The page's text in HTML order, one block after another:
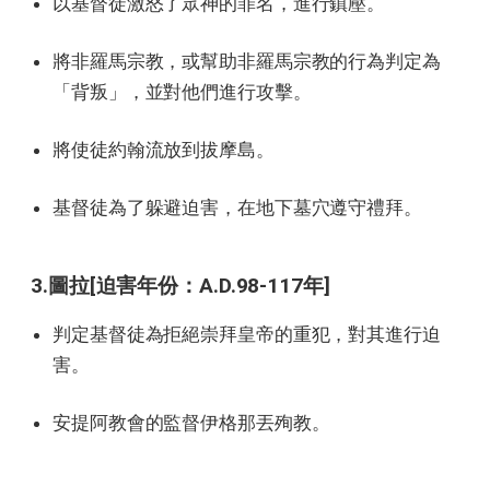
將非羅馬宗教，或幫助非羅馬宗教的行為判定為
「背叛」，並對他們進行攻擊。
將使徒約翰流放到拔摩島。
基督徒為了躲避迫害，在地下墓穴遵守禮拜。
3.圖拉[迫害年份：A.D.98-117年]
判定基督徒為拒絕崇拜皇帝的重犯，對其進行迫
害。
安提阿教會的監督伊格那丟殉教。